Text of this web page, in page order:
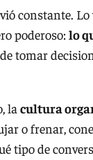
constante.
poderoso:lo
tomar
la cultura
o frenar,
tipo de